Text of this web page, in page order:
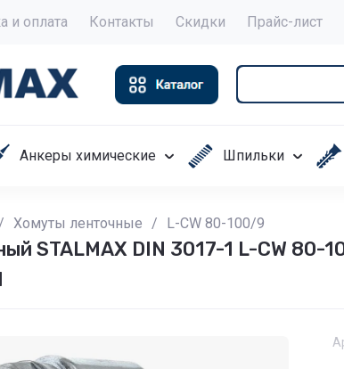
и оплата Контакты Скидки Прайс-лист
Анкеры химические Шпильки
Хомуты ленточные / L-CW 80-100/9
STALMAX DIN 3017-1 L-CW 80-